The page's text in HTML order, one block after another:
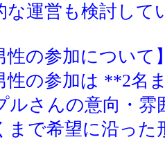
運営も検討して
性の参加について
性の参加は **2名
ルさんの意向・
で希望に沿った